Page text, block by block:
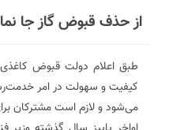
از حذف قبوض گاز جا
طبق اعلام دولت قبوض کاغذی
کیفیت و سهولت در امر
می‌شود و لازم است مشترکان